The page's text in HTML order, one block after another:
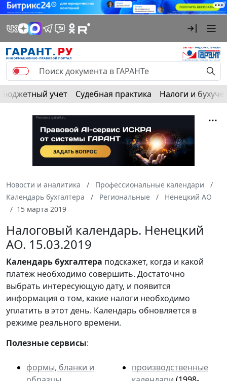
Бюджетный учет Судебная практика Налоги и
Новости и аналитика
Профессиональные календари
Календарь бухгалтера
Региональные
Ненецкий АО
15 марта 2019
Налоговый календарь. Ненецкий
АО. 15.03.2019
Календарьбухгалтера подскажет, когда и какой
платеж необходимо совершить. Достаточно
выбрать интересующую дату, и появится
информация о том, какие налоги необходимо
уплатить в этот день. Календарь обновляется в
режиме реального времени.
Полезные сервисы:
формы, бланки и
производственные